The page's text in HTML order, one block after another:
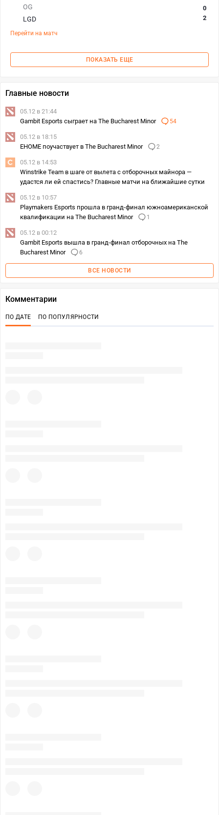
OG
LGD
0
2
Перейти на матч
ПОКАЗАТЬ ЕЩЕ
Главные новости
05.12 в 21:44
Gambit Esports сыграет на The Bucharest Minor
54
05.12 в 18:15
EHOME поучаствует в The Bucharest Minor
2
05.12 в 14:53
Winstrike Team в шаге от вылета с отборочных майнора —
удастся ли ей спастись? Главные матчи на ближайшие сутки
05.12 в 10:57
Playmakers Esports прошла в гранд-финал южноамериканской
квалификации на The Bucharest Minor
1
05.12 в 00:12
Gambit Esports вышла в гранд-финал отборочных на The
Bucharest Minor
6
ВСЕ НОВОСТИ
Комментарии
ПО ДАТЕ ПО ПОПУЛЯРНОСТИ